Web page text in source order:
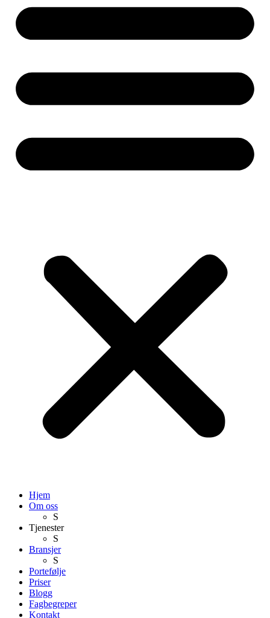
Hjem
Om oss
S
Tjenester
S
Bransjer
S
Portefølje
Priser
Blogg
Fagbegreper
Kontakt